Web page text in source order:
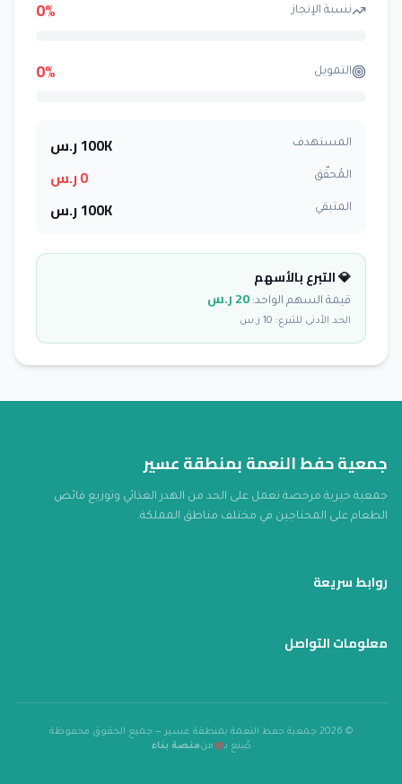
نسبة الإنجاز 0%
التمويل 0%
المستهدف 100Kر.س
المُحقّق 0ر.س
المتبقي 100Kر.س
💎 التبرع بالأسهم
قيمة السهم الواحد: 20ر.س
الحد الأدنى للتبرع: 10 ر.س
جمعية حفط النعمة بمنطقة عسير
جمعية خيرية مرخصة تعمل على الحد من الهدر الغذائي وتوزيع فائض
الطعام على المحتاجين في مختلف مناطق المملكة.
روابط سريعة
معلومات التواصل
© 2026 جمعية حفط النعمة بمنطقة عسير — جميع الحقوق محفوظة
صُنع بـ
منمنصة بناء